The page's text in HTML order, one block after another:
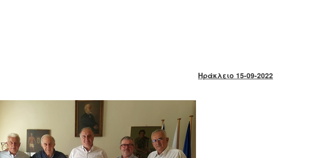
Ηράκλειο 15-09-2022